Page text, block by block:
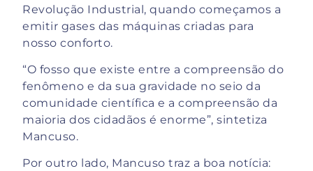
Revolução Industrial, quando começamos a
emitir gases das máquinas criadas para
nosso conforto.
“O fosso que existe entre a compreensão do
fenômeno e da sua gravidade no seio da
comunidade científica e a compreensão da
maioria dos cidadãos é enorme”, sintetiza
Mancuso.
Por outro lado, Mancuso traz a boa notícia: